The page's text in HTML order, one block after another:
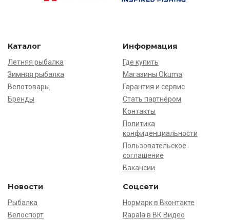
Каталог
Летняя рыбалка
Зимняя рыбалка
Велотовары
Бренды
Информация
Где купить
Магазины Okuma
Гарантия и сервис
Стать партнёром
Контакты
Политика
конфиденциальности
Пользовательское
соглашение
Вакансии
Новости
Рыбалка
Велоспорт
Соцсети
Нормарк в Вконтакте
Rapala в ВК Видео